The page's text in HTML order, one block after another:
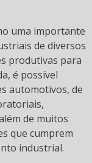
uma importante
de diversos
produtivas para
é possível
automotivos, de
de muitos
que cumprem
industrial.